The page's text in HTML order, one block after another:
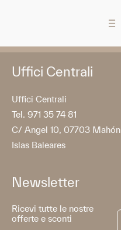
Uffici Centrali
Uffici Centrali
Tel. 971 35 74 81
C/ Angel 10, 07703 Mahón
Islas Baleares
Newsletter
Ricevi tutte le nostre
offerte e sconti